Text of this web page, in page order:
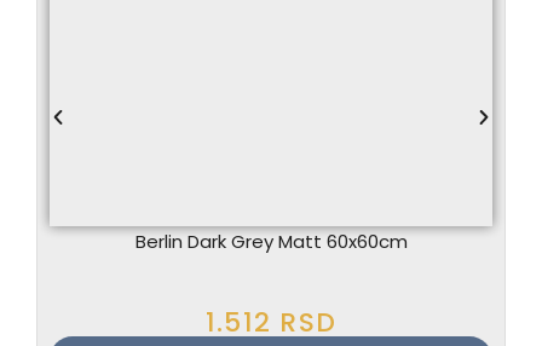
Berlin Dark Grey Matt 60x60cm
1.512 RSD